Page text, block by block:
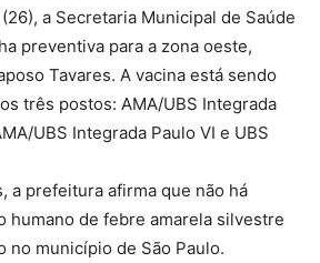
a Secretaria Municipal de Saúde
preventiva para a zona oeste,
Tavares. A vacina está sendo
três postos: AMA/UBS Integrada
UBS Integrada Paulo VI e UBS
a prefeitura afirma que não há
humano de febre amarela silvestre
no município de São Paulo.